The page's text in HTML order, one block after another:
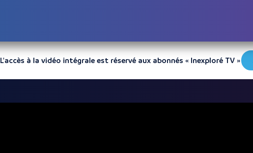
L'accès à la vidéo intégrale est réservé aux abonnés « Inexploré TV »